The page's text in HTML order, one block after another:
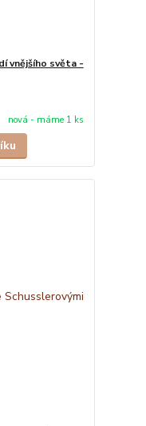
vnějšího světa -
nová - máme 1 ks